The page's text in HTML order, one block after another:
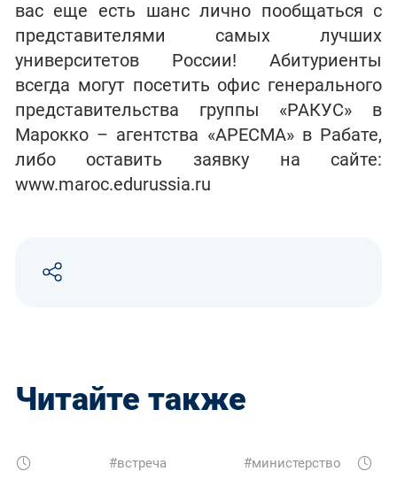
вас еще есть шанс лично пообщаться с
представителями самых лучших
университетов России! Абитуриенты
всегда могут посетить офис генерального
представительства группы «РАКУС» в
Марокко – агентства «АРЕСМА» в Рабате,
либо оставить заявку на сайте:
www.maroc.edurussia.ru
Читайте также
#встреча #министерство